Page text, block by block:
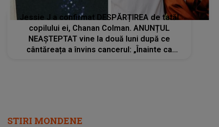
Jessie J a confirmat DESPĂRȚIREA de tatăl
copilului ei, Chanan Colman. ANUNȚUL
NEAȘTEPTAT vine la două luni după ce
cântăreața a învins cancerul: „Înainte ca
STIRI MONDENE